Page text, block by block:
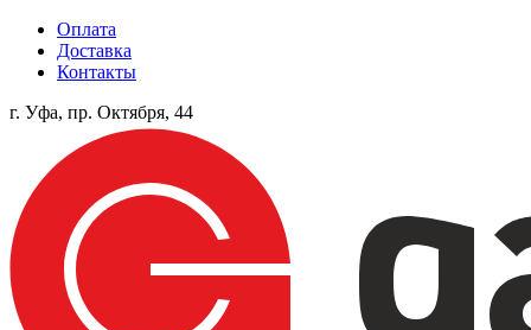
Оплата
Доставка
Контакты
г. Уфа, пр. Октября, 44